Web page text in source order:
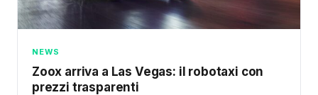
NEWS
Zoox arriva a Las Vegas: il robotaxi con
prezzi trasparenti